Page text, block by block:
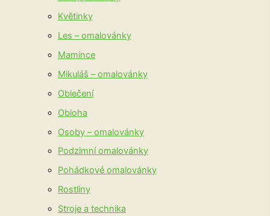
Květinky
Les – omalovánky
Mamince
Mikuláš – omalovánky
Oblečení
Obloha
Osoby – omalovánky
Podzimní omalovánky
Pohádkové omalovánky
Rostliny
Stroje a technika